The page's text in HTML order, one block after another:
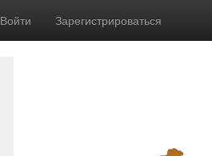
Войти Зарегистрироваться